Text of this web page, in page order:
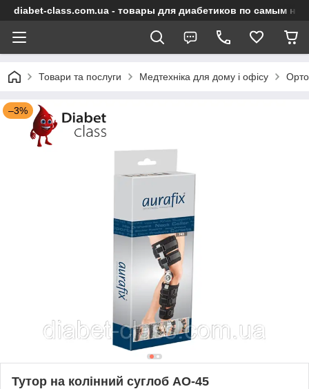
diabet-class.com.ua - товары для диабетиков по самым
Товари та послуги Медтехніка для дому і офісу
–3%
Тутор на колінний суглоб AO-45